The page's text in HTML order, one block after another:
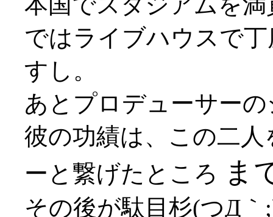
ではライブハウスで
すし。
あとプロデューサー
彼の功績は、この二
ーと繋げたところ ま
その後が駄目杉(つД